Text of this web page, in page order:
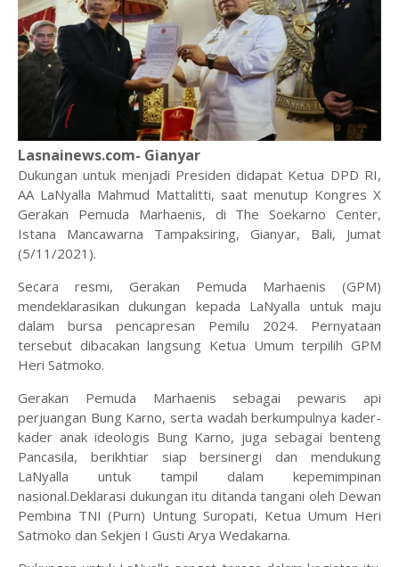
Lasnainews.com- Gianyar
Dukungan untuk menjadi Presiden didapat Ketua DPD RI,
AA LaNyalla Mahmud Mattalitti, saat menutup Kongres X
Gerakan Pemuda Marhaenis, di The Soekarno Center,
Istana Mancawarna Tampaksiring, Gianyar, Bali, Jumat
(5/11/2021).
Secara resmi, Gerakan Pemuda Marhaenis (GPM)
mendeklarasikan dukungan kepada LaNyalla untuk maju
dalam bursa pencapresan Pemilu 2024. Pernyataan
tersebut dibacakan langsung Ketua Umum terpilih GPM
Heri Satmoko.
Gerakan Pemuda Marhaenis sebagai pewaris api
perjuangan Bung Karno, serta wadah berkumpulnya kader-
kader anak ideologis Bung Karno, juga sebagai benteng
Pancasila, berikhtiar siap bersinergi dan mendukung
LaNyalla untuk tampil dalam kepemimpinan
nasional.Deklarasi dukungan itu ditanda tangani oleh Dewan
Pembina TNI (Purn) Untung Suropati, Ketua Umum Heri
Satmoko dan Sekjen I Gusti Arya Wedakarna.